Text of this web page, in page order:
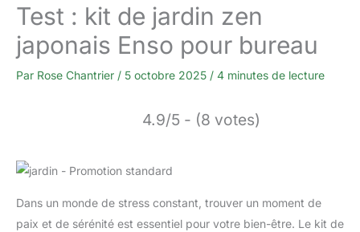
Test : kit de jardin zen
japonais Enso pour bureau
Par Rose Chantrier / 5 octobre 2025 / 4 minutes de lecture
4.9/5 - (8 votes)
Dans un monde de stress constant, trouver un moment de
paix et de sérénité est essentiel pour votre bien-être. Le kit de